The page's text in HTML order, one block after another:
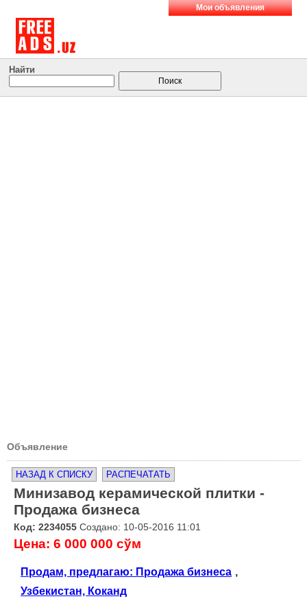
Мои объявления
Найти
Объявление
НАЗАД К СПИСКУ РАСПЕЧАТАТЬ
Минизавод керамической плитки -
Продажа бизнеса
Код: 2234055 Создано: 10-05-2016 11:01
Цена: 6 000 000 сўм
Продам, предлагаю: Продажа бизнеса ,
Узбекистан, Коканд